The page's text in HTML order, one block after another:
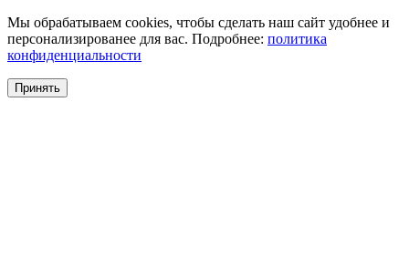
Мы обрабатываем cookies, чтобы сделать наш сайт удобнее и
персонализированее для вас. Подробнее: политика
конфиденциальности
Принять